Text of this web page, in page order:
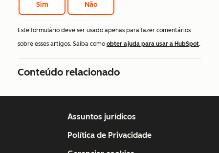
Sim Não
Este formulário deve ser usado apenas para fazer comentários
sobre esses artigos. Saiba como obter ajuda para usar a HubSpot.
Conteúdo relacionado
Assuntos jurídicos
Política de Privacidade